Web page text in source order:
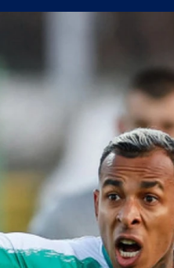
класика в Джакарта